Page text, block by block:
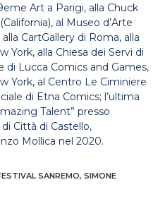
Art a Parigi, alla Chuck
al Museo d’Arte
CartGallery di Roma, alla
York, alla Chiesa dei Servi di
Lucca Comics and Games,
York, al Centro Le Ciminiere
di Etna Comics; l’ultima
Talent” presso
Città di Castello,
Mollica nel 2020.
SANREMO, SIMONE